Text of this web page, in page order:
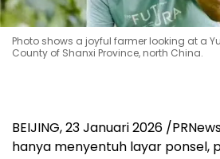
Photo shows a joyful farmer looking at a
County of Shanxi Province, north China.
BEIJING,23 Januari 2026 /
hanya menyentuh layar ponsel,